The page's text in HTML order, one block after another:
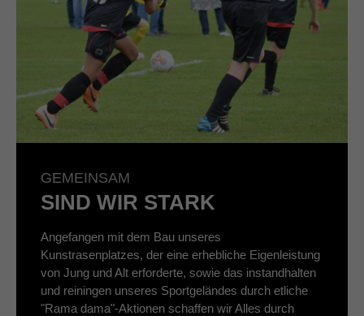
GEMEINSAM
SIND WIR STARK
Angefangen mit dem Bau unseres
Kunstrasenplatzes, der eine erhebliche Eigenleistung
von Jung und Alt erforderte, sowie das instandhalten
und reiningen unseres Sportgeländes durch etliche
"Rama dama"-Aktionen schaffen wir Alles durch